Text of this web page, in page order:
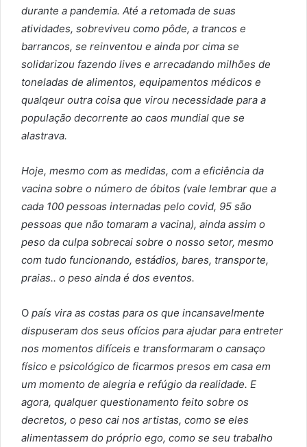
durante a pandemia. Até a retomada de suas
atividades, sobreviveu como pôde, a trancos e
barrancos, se reinventou e ainda por cima se
solidarizou fazendo lives e arrecadando milhões de
toneladas de alimentos, equipamentos médicos e
qualqeur outra coisa que virou necessidade para a
população decorrente ao caos mundial que se
alastrava.
Hoje, mesmo com as medidas, com a eficiência da
vacina sobre o número de óbitos (vale lembrar que a
cada 100 pessoas internadas pelo covid, 95 são
pessoas que não tomaram a vacina), ainda assim o
peso da culpa sobrecai sobre o nosso setor, mesmo
com tudo funcionando, estádios, bares, transporte,
praias.. o peso ainda é dos eventos.
O país vira as costas para os que incansavelmente
dispuseram dos seus ofícios para ajudar para entreter
nos momentos difíceis e transformaram o cansaço
físico e psicológico de ficarmos presos em casa em
um momento de alegria e refúgio da realidade. E
agora, qualquer questionamento feito sobre os
decretos, o peso cai nos artistas, como se eles
alimentassem do próprio ego, como se seu trabalho